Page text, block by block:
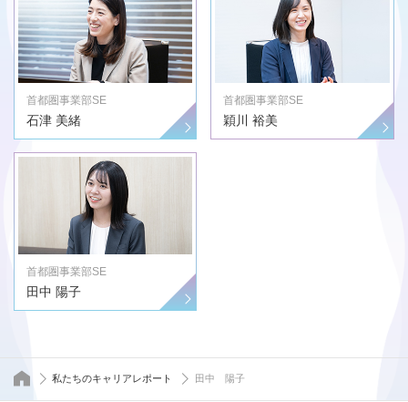
首都圏事業部SE
石津 美緒
首都圏事業部SE
穎川 裕美
首都圏事業部SE
田中 陽子
トップページ
私たちのキャリアレポート 田中 陽子